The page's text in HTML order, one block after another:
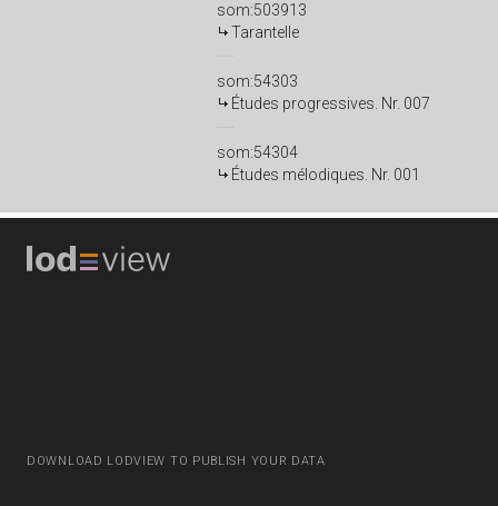
som:503913
Tarantelle
som:54303
Études progressives. Nr. 007
som:54304
Études mélodiques. Nr. 001
DOWNLOAD LODVIEW TO PUBLISH YOUR DATA